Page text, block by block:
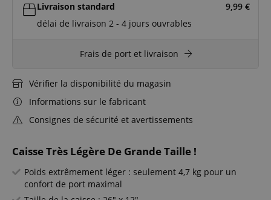
Caisse Très Légère De Grande Taille !
Poids extrêmement léger : seulement 4,7 kg pour un
confort de port maximal
Livraison standard 9,99 €
délai de livraison 2 - 4 jours ouvrables
Frais de port et livraison
Vérifier la disponibilité du magasin
Informations sur le fabricant
Consignes de sécurité et avertissements